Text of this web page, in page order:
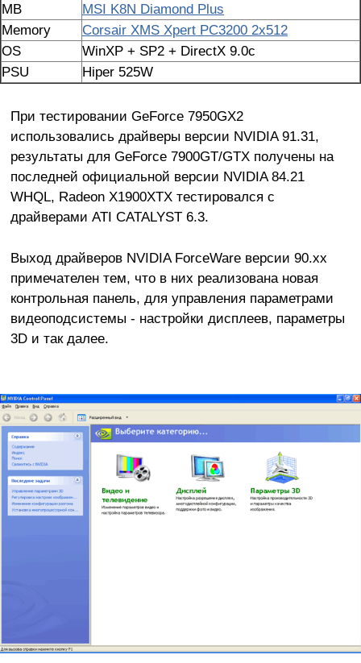
MB
MSI K8N Diamond Plus
Memory
Corsair XMS Xpert PC3200 2x512
OS
WinXP + SP2 + DirectX 9.0c
PSU
Hiper 525W
При тестировании GeForce 7950GX2
использовались драйверы версии NVIDIA 91.31,
результаты для GeForce 7900GT/GTX получены на
последней официальной версии NVIDIA 84.21
WHQL, Radeon X1900XTX тестировался с
драйверами ATI CATALYST 6.3.
Выход драйверов NVIDIA ForceWare версии 90.xx
примечателен тем, что в них реализована новая
контрольная панель, для управления параметрами
видеоподсистемы - настройки дисплеев, параметры
3D и так далее.